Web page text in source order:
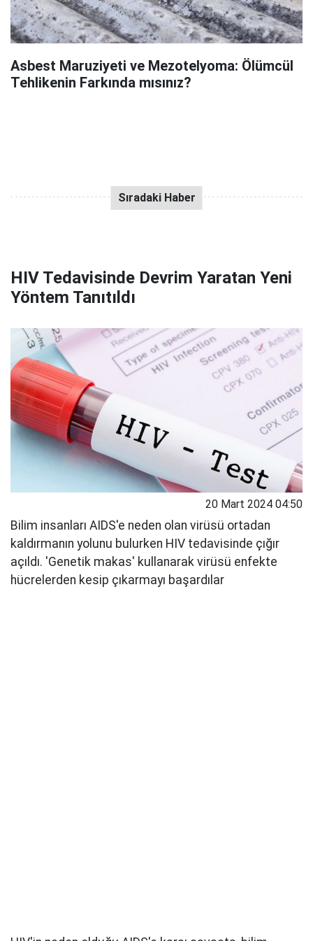
Asbest Maruziyeti ve Mezotelyoma: Ölümcül
Tehlikenin Farkında mısınız?
HIV Tedavisinde Devrim Yaratan Yeni
Yöntem Tanıtıldı
20 Mart 2024 04:50
Bilim insanları AIDS'e neden olan virüsü ortadan
kaldırmanın yolunu bulurken HIV tedavisinde çığır
açıldı. 'Genetik makas' kullanarak virüsü enfekte
hücrelerden kesip çıkarmayı başardılar